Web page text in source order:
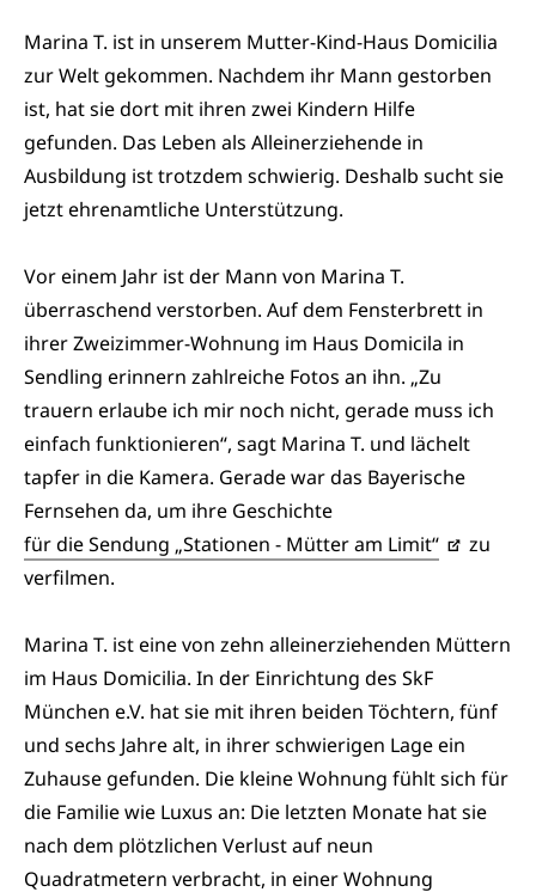
Marina T. ist in unserem Mutter-Kind-Haus Domicilia
zur Welt gekommen. Nachdem ihr Mann gestorben
ist, hat sie dort mit ihren zwei Kindern Hilfe
gefunden. Das Leben als Alleinerziehende in
Ausbildung ist trotzdem schwierig. Deshalb sucht sie
jetzt ehrenamtliche Unterstützung.
Vor einem Jahr ist der Mann von Marina T.
überraschend verstorben. Auf dem Fensterbrett in
ihrer Zweizimmer-Wohnung im Haus Domicila in
Sendling erinnern zahlreiche Fotos an ihn. „Zu
trauern erlaube ich mir noch nicht, gerade muss ich
einfach funktionieren“, sagt Marina T. und lächelt
tapfer in die Kamera. Gerade war das Bayerische
Fernsehen da, um ihre Geschichte
für die Sendung „Stationen - Mütter am Limit“
zu
verfilmen.
Marina T. ist eine von zehn alleinerziehenden Müttern
im Haus Domicilia. In der Einrichtung des SkF
München e.V. hat sie mit ihren beiden Töchtern, fünf
und sechs Jahre alt, in ihrer schwierigen Lage ein
Zuhause gefunden. Die kleine Wohnung fühlt sich für
die Familie wie Luxus an: Die letzten Monate hat sie
nach dem plötzlichen Verlust auf neun
Quadratmetern verbracht, in einer Wohnung